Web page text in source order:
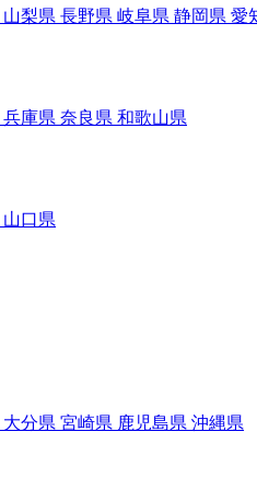
山梨県 長野県 岐阜県 静岡県 愛
兵庫県 奈良県 和歌山県
山口県
大分県 宮崎県 鹿児島県 沖縄県